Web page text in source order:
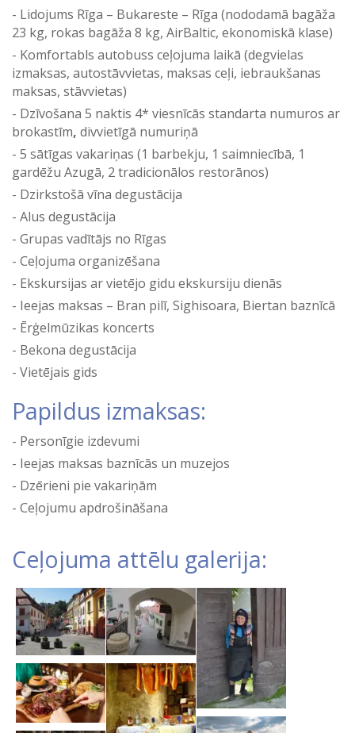
Lidojums Rīga – Bukareste – Rīga (nododamā bagāža
23 kg, rokas bagāža 8 kg, AirBaltic, ekonomiskā klase)
Komfortabls autobuss ceļojuma laikā (degvielas
izmaksas, autostāvvietas, maksas ceļi, iebraukšanas
maksas, stāvvietas)
Dzīvošana 5 naktis 4* viesnīcās standarta numuros ar
brokastīm, divvietīgā numuriņā
5 sātīgas vakariņas (1 barbekju, 1 saimniecībā, 1
gardēžu Azugā, 2 tradicionālos restorānos)
Dzirkstošā vīna degustācija
Alus degustācija
Grupas vadītājs no Rīgas
Ceļojuma organizēšana
Ekskursijas ar vietējo gidu ekskursiju dienās
Ieejas maksas – Bran pilī, Sighisoara, Biertan baznīcā
Ērģelmūzikas koncerts
Bekona degustācija
Vietējais gids
Papildus izmaksas:
Personīgie izdevumi
Ieejas maksas baznīcās un muzejos
Dzērieni pie vakariņām
Ceļojumu apdrošināšana
Ceļojuma attēlu galerija: